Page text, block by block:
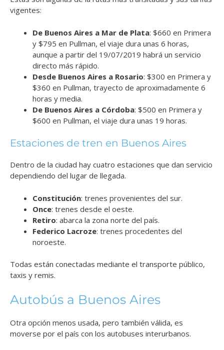
vigentes:
De Buenos Aires a Mar de Plata: $660 en Primera
y $795 en Pullman, el viaje dura unas 6 horas,
aunque a partir del 19/07/2019 habrá un servicio
directo más rápido.
Desde Buenos Aires a Rosario: $300 en Primera y
$360 en Pullman, trayecto de aproximadamente 6
horas y media.
De Buenos Aires a Córdoba: $500 en Primera y
$600 en Pullman, el viaje dura unas 19 horas.
Estaciones de tren en Buenos Aires
Dentro de la ciudad hay cuatro estaciones que dan servicio
dependiendo del lugar de llegada.
Constitución: trenes provenientes del sur.
Once: trenes desde el oeste.
Retiro: abarca la zona norte del país.
Federico Lacroze: trenes procedentes del
noroeste.
Todas están conectadas mediante el transporte público,
taxis y remis.
Autobús a Buenos Aires
Otra opción menos usada, pero también válida, es
moverse por el país con los autobuses interurbanos.